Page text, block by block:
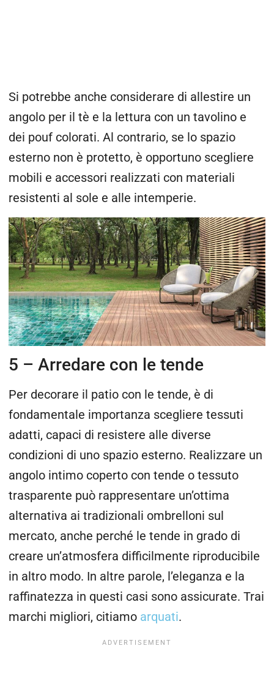
Si potrebbe anche considerare di allestire un
angolo per il tè e la lettura con un tavolino e
dei pouf colorati. Al contrario, se lo spazio
esterno non è protetto, è opportuno scegliere
mobili e accessori realizzati con materiali
resistenti al sole e alle intemperie.
5 – Arredare con le tende
Per decorare il patio con le tende, è di
fondamentale importanza scegliere tessuti
adatti, capaci di resistere alle diverse
condizioni di uno spazio esterno. Realizzare un
angolo intimo coperto con tende o tessuto
trasparente può rappresentare un’ottima
alternativa ai tradizionali ombrelloni sul
mercato, anche perché le tende in grado di
creare un’atmosfera difficilmente riproducibile
in altro modo. In altre parole, l’eleganza e la
raffinatezza in questi casi sono assicurate. Trai
marchi migliori, citiamo arquati.